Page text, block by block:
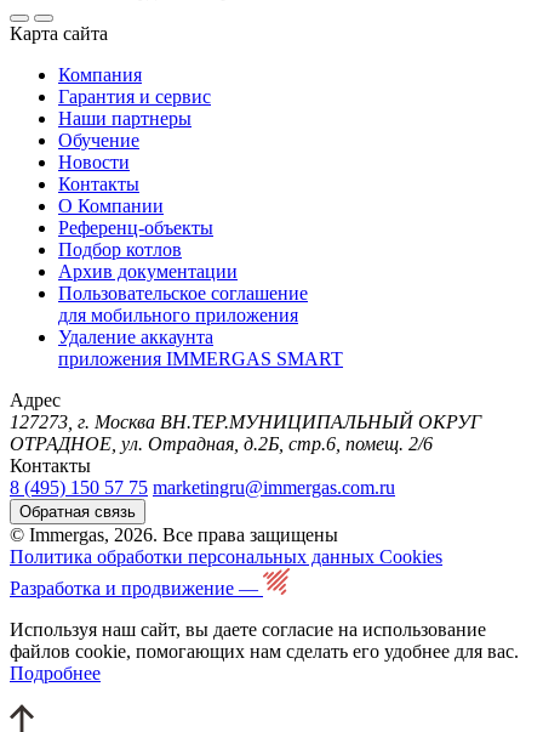
Карта сайта
Компания
Гарантия и сервис
Наши партнеры
Обучение
Новости
Контакты
О Компании
Референц-объекты
Подбор котлов
Архив документации
Пользовательское соглашение
для мобильного приложения
Удаление аккаунта
приложения IMMERGAS SMART
Адрес
127273, г. Москва ВН.ТЕР.МУНИЦИПАЛЬНЫЙ ОКРУГ
ОТРАДНОЕ, ул. Отрадная, д.2Б, стр.6, помещ. 2/6
Контакты
8 (495) 150 57 75 marketingru@immergas.com.ru
Обратная связь
© Immergas, 2026. Все права защищены
Политика обработки персональных данных Cookies
Разработка и продвижение —
Используя наш сайт, вы даете согласие на использование
файлов cookie, помогающих нам сделать его удобнее для вас.
Подробнее